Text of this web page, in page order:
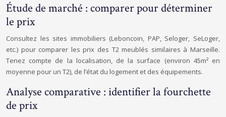
Étude de marché : comparer pour déterminer
le prix
Consultez les sites immobiliers (Leboncoin, PAP, Seloger, SeLoger,
etc.) pour comparer les prix des T2 meublés similaires à Marseille.
Tenez compte de la localisation, de la surface (environ 45m² en
moyenne pour un T2), de l’état du logement et des équipements.
Analyse comparative : identifier la fourchette
de prix